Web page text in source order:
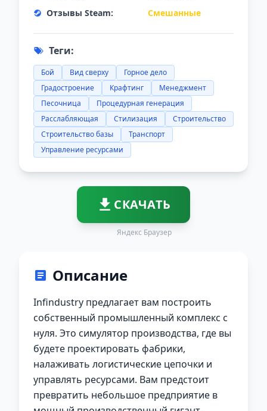
Отзывы Steam:
Смешанные
Теги:
Бой Вид сверху
Горное дело
Градостроение
Крафтинг
Менеджмент
Песочница
Процедурная генерация
Расслабляющая
Стилизация
Строительство
Строительство базы
Транспорт
Управление ресурсами
СКАЧАТЬ
Яндекс Браузер
Описание
Infindustry предлагает вам построить
собственный промышленный комплекс с
нуля. Это симулятор производства, где вы
будете проектировать фабрики,
налаживать логистические цепочки и
управлять ресурсами. Вам предстоит
превратить небольшое предприятие в